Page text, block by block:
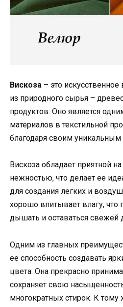
Вискоза – это
из природного сырья –
продуктов. Оно является
материалов в текстильной
благодаря своим уникальным
Вискоза обладает приятной
нежностью, что делает ее
для создания легких и
хорошо впитывает влагу, что
дышать и оставаться
Одним из главных
ее способность создавать
цвета. Она прекрасно
сохраняет свою
многократных стирок. К